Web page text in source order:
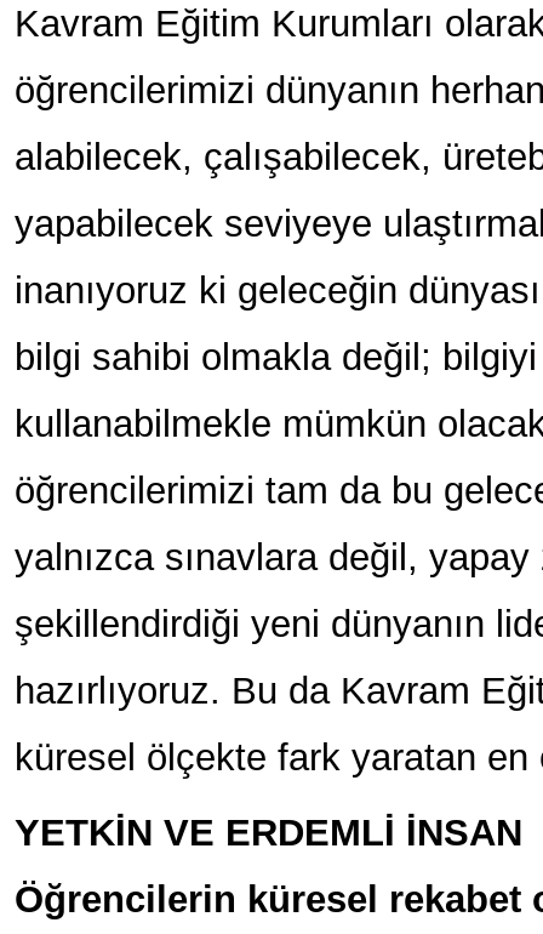
Kavram Eğitim Kurumları
öğrencilerimizi dünyanın
alabilecek, çalışabilecek,
yapabilecek seviyeye
inanıyoruz ki geleceğin
bilgi sahibi olmakla değil; bilgiyi
kullanabilmekle mümkün
öğrencilerimizi tam da bu
yalnızca sınavlara değil, yapay
şekillendirdiği yeni dünyanın
hazırlıyoruz. Bu da Kavram
küresel ölçekte fark yaratan
YETKİN VE ERDEMLİ İNSAN
Öğrencilerin küresel rekabet